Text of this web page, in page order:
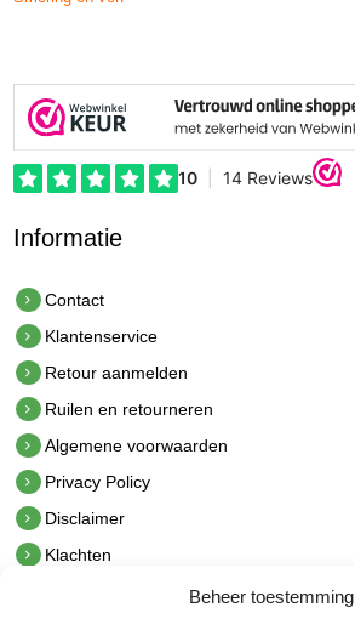
Beheer toestemming
Informatie
Contact
Klantenservice
Retour aanmelden
Ruilen en retourneren
Algemene voorwaarden
Privacy Policy
Disclaimer
Klachten